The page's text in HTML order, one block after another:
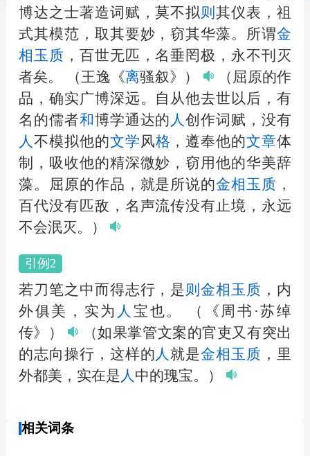
博达之士著造词赋，莫不拟则其仪表，祖
式其模范，取其要妙，窃其华藻。所谓金
相玉质 ，百世无匹，名垂罔极，永不刊灭
者矣。
（王逸《离骚叙》）
（屈原的作
品，确实广博深远。自从他去世以后，有
名的儒者和博学通达的 人创作词赋，没有
人 不模拟他的文学 风格 ，遵奉他的文章体
制，吸收他的精深微妙，窃用他的华美辞
藻。屈原的作品，就是所说的金相玉质 ，
百代没有匹敌，名声流传没有止境，永远
不会泯灭。）
引例2
若刀笔之中而得志行，是则金相玉质 ，内
外俱美，实为 人 宝也。
（《周书·苏绰
传》）
（如果掌管文案的官吏又有突出
的志向操行，这样的 人 就是金相玉质 ，里
外都美，实在是 人 中的瑰宝。）
相关词条